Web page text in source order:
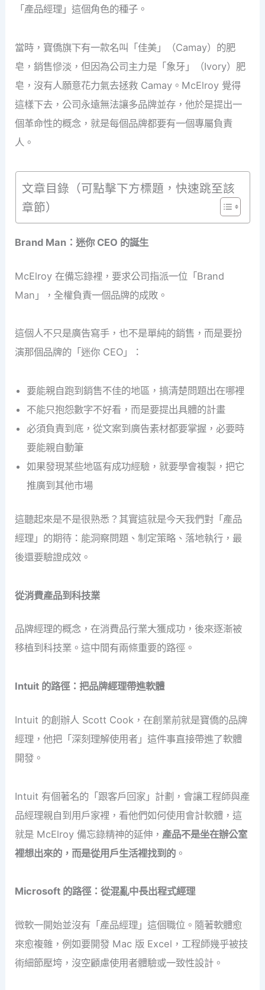
「產品經理」這個角色的種子。
當時，寶僑旗下有一款名叫「佳美」（Camay）的肥
皂，銷售慘淡，但因為公司主力是「象牙」（Ivory）肥
皂，沒有人願意花力氣去拯救 Camay。McElroy 覺得
這樣下去，公司永遠無法讓多品牌並存，他於是提出一
個革命性的概念，就是每個品牌都要有一個專屬負責
人。
文章目錄（可點擊下方標題，快速跳至該
章節）
Brand Man：迷你 CEO 的誕生
McElroy 在備忘錄裡，要求公司指派一位「Brand
Man」，全權負責一個品牌的成敗。
這個人不只是廣告寫手，也不是單純的銷售，而是要扮
演那個品牌的「迷你 CEO」：
要能親自跑到銷售不佳的地區，搞清楚問題出在哪裡
不能只抱怨數字不好看，而是要提出具體的計畫
必須負責到底，從文案到廣告素材都要掌握，必要時
要能親自動筆
如果發現某些地區有成功經驗，就要學會複製，把它
推廣到其他市場
這聽起來是不是很熟悉？其實這就是今天我們對「產品
經理」的期待：能洞察問題、制定策略、落地執行，最
後還要驗證成效。
從消費產品到科技業
品牌經理的概念，在消費品行業大獲成功，後來逐漸被
移植到科技業。這中間有兩條重要的路徑。
Intuit 的路徑：把品牌經理帶進軟體
Intuit 的創辦人 Scott Cook，在創業前就是寶僑的品牌
經理，他把「深刻理解使用者」這件事直接帶進了軟體
開發。
Intuit 有個著名的「跟客戶回家」計劃，會讓工程師與產
品經理親自到用戶家裡，看他們如何使用會計軟體，這
就是 McElroy 備忘錄精神的延伸， 產品不是坐在辦公室
裡想出來的，而是從用戶生活裡找到的 。
Microsoft 的路徑：從混亂中長出程式經理
微軟一開始並沒有「產品經理」這個職位。隨著軟體愈
來愈複雜，例如要開發 Mac 版 Excel，工程師幾乎被技
術細節壓垮，沒空顧慮使用者體驗或一致性設計。